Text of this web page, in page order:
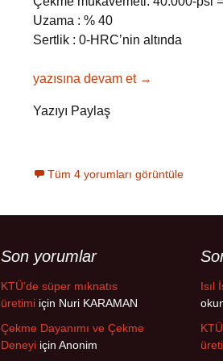
Uzama : % 40
Sertlik : 0-HRC’nin altında
Çeliğin İç Yapısında Bulunan
yazısına devam et →
Yazıyı Paylaş
Tüm 4 yorumları görüntüle
Son yorumlar
KTÜ’de süper mıknatıs
üretimi için Nuri KARAMAN
Çekme Dayanımı ve Çekme
Deneyi için Anonim
Isıl